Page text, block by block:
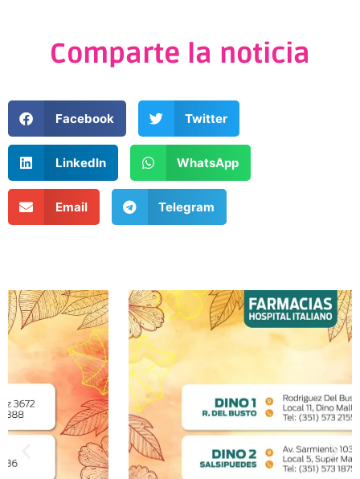
Comparte la noticia
Facebook Twitter
LinkedIn WhatsApp
Email Telegram